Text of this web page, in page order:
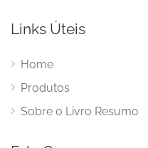
Links Úteis
Home
Produtos
Sobre o Livro Resumo